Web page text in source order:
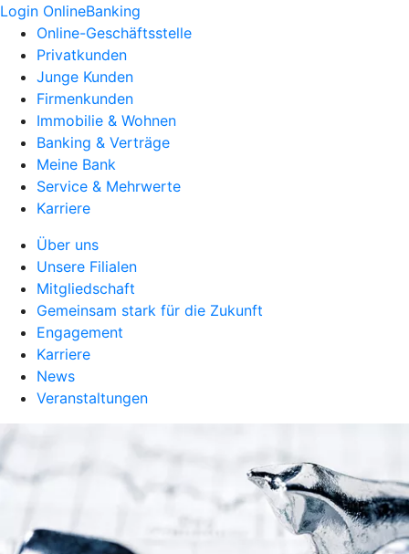
Login OnlineBanking
Online-Geschäftsstelle
Privatkunden
Junge Kunden
Firmenkunden
Immobilie & Wohnen
Banking & Verträge
Meine Bank
Service & Mehrwerte
Karriere
Über uns
Unsere Filialen
Mitgliedschaft
Gemeinsam stark für die Zukunft
Engagement
Karriere
News
Veranstaltungen